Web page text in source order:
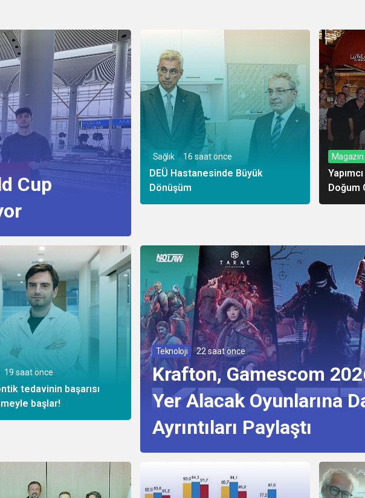
Cup
Sağlık 16 saat önce
DEÜ Hastanesinde Büyük
Dönüşüm
Magazin
Doğum
19 saat önce
tedavinin başarısı
başlar!
Teknoloji 22 saat önce
Krafton, Gamescom
Yer Alacak Oyunlarına
Ayrıntıları Paylaştı